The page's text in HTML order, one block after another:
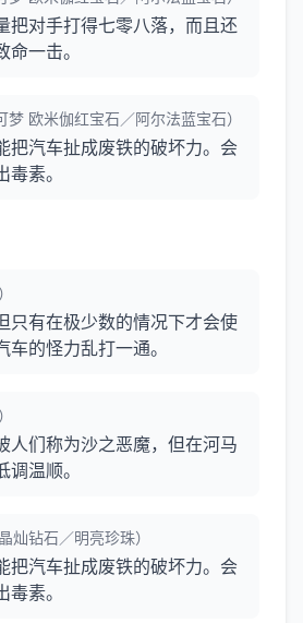
把对手打得七零八落，而且还
一击。
梦 欧米伽红宝石／阿尔法蓝宝石）
把汽车扯成废铁的破坏力。会
素。
只有在极少数的情况下才会使
的怪力乱打一通。
人们称为沙之恶魔，但在河马
温顺。
灿钻石／明亮珍珠）
把汽车扯成废铁的破坏力。会
素。